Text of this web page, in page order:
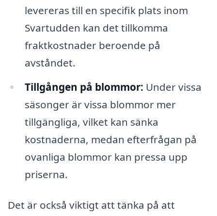
levereras till en specifik plats inom
Svartudden kan det tillkomma
fraktkostnader beroende på
avståndet.
Tillgången på blommor: Under vissa
säsonger är vissa blommor mer
tillgängliga, vilket kan sänka
kostnaderna, medan efterfrågan på
ovanliga blommor kan pressa upp
priserna.
Det är också viktigt att tänka på att